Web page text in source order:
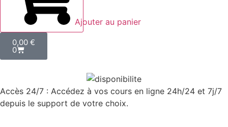
Ajouter au panier
0,00 €
0
Accès 24/7 : Accédez à vos cours en ligne 24h/24 et 7j/7
depuis le support de votre choix.